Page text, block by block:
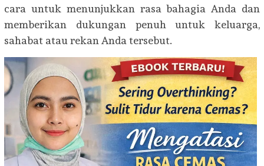
cara untuk menunjukkan rasa bahagia Anda dan
memberikan dukungan penuh untuk keluarga,
sahabat atau rekan Anda tersebut.